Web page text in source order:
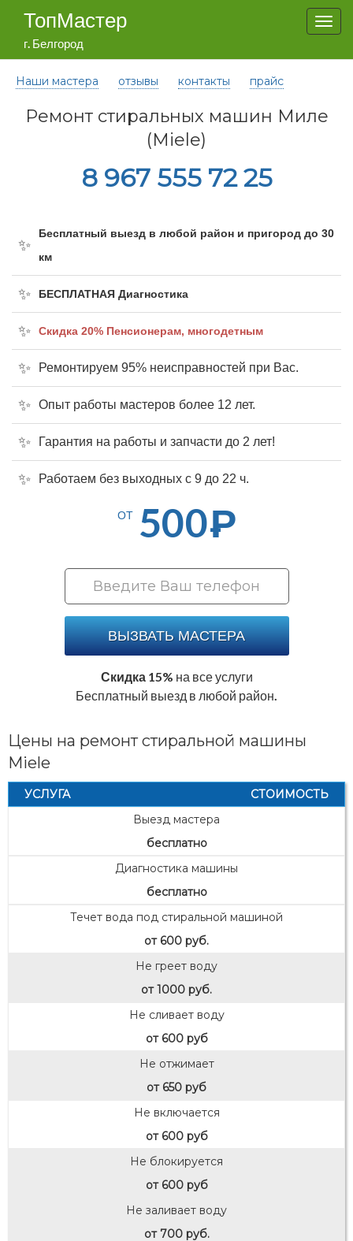
ТопМастер
г. Белгород
Наши мастера отзывы контакты прайс
Ремонт стиральных машин Миле
(Miele)
8 967 555 72 25
Бесплатный выезд в любой район и пригород до 30
км
БЕСПЛАТНАЯ Диагностика
Cкидка 20% Пенсионерам, многодетным
Ремонтируем 95% неисправностей при Вас.
Опыт работы мастеров более 12 лет.
Гарантия на работы и запчасти до 2 лет!
Работаем без выходных с 9 до 22 ч.
ОТ 500Р
ВЫЗВАТЬ МАСТЕРА
Скидка 15% на все услуги
Бесплатный выезд в любой район.
Цены на ремонт стиральной машины
Miele
УСЛУГА
СТОИМОСТЬ
Выезд мастера
бесплатно
Диагностика машины
бесплатно
Течет вода под стиральной машиной
от 600 руб.
Не греет воду
от 1000 руб.
Не сливает воду
от 600 руб
Не отжимает
от 650 руб
Не включается
от 600 руб
Не блокируется
от 600 руб
Не заливает воду
от 700 руб.